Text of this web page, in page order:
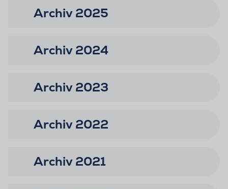
Archiv 2025
Archiv 2024
Archiv 2023
Archiv 2022
Archiv 2021